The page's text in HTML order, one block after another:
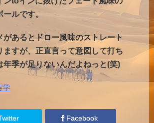
ールです。
があるとドロー風味のストレート
ますが、正直言って意図して打ち
年季が足りないんだよねっと(笑)
学
Facebook